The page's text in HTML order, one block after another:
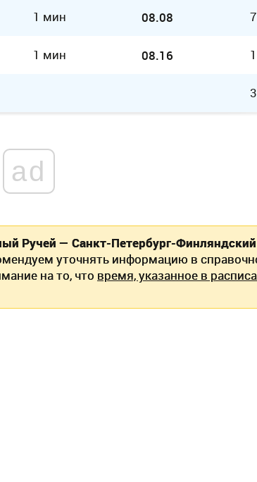
1 мин 08.08
1 мин 08.16
ad
Ручей — Санкт-Петербург-Финляндский
уточнять информацию в
на то, что время, указанное в